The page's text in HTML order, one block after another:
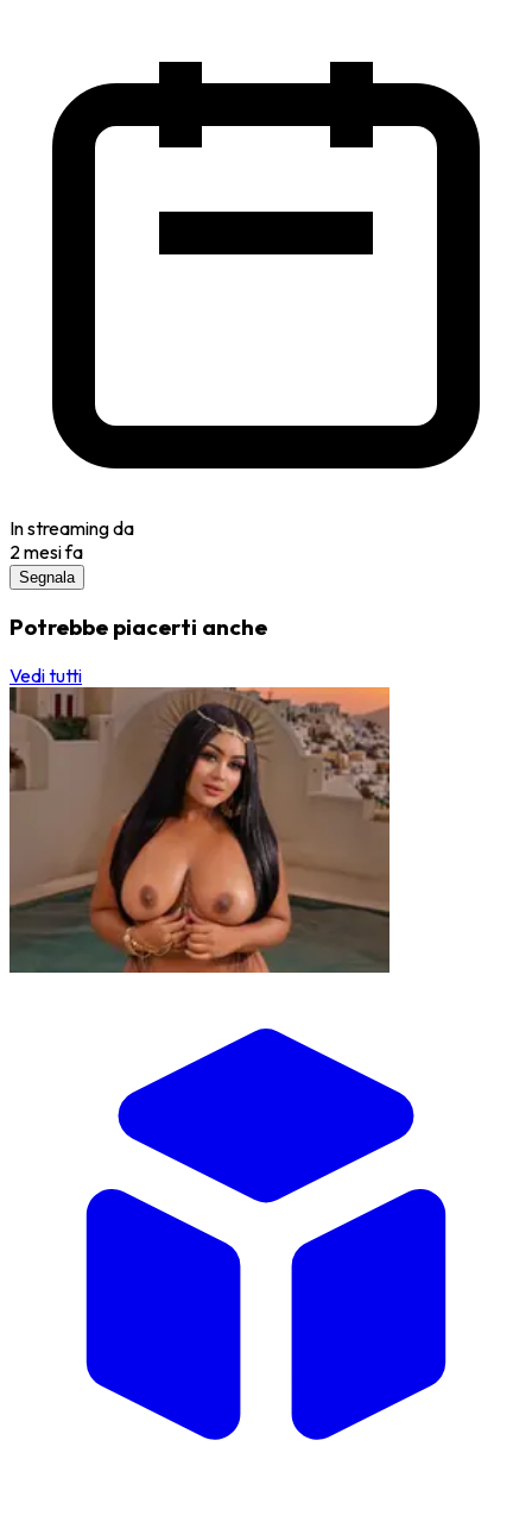
In streaming da
2 mesi fa
Segnala
Potrebbe piacerti anche
Vedi tutti